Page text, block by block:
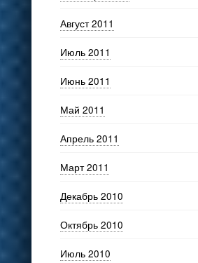
Август 2011
Июль 2011
Июнь 2011
Май 2011
Апрель 2011
Март 2011
Декабрь 2010
Октябрь 2010
Июль 2010